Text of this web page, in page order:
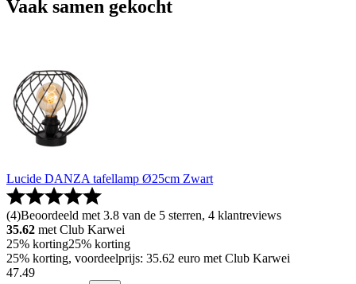
Vaak samen gekocht
Lucide DANZA tafellamp Ø25cm Zwart
(4)Beoordeeld met 3.8 van de 5 sterren, 4 klantreviews
35.62 met Club Karwei
25% korting25% korting
25% korting, voordeelprijs: 35.62 euro met Club Karwei
47.49